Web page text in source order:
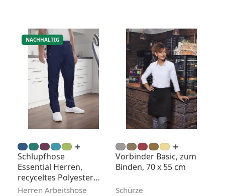
NACHHALTIG
Schlupfhose
Essential Herren,
recyceltes Polyester,
Regular Fit
Herren Arbeitshose
Vorbinder Basic, zum
Binden, 70 x 55 cm
Schürze